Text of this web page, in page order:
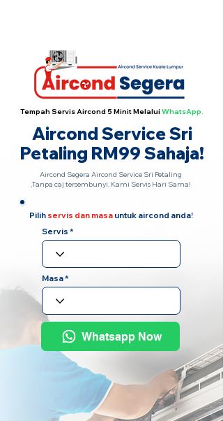
Tempah Servis Aircond 5 Minit MelaluiWhatsApp.
Aircond Service Sri
Petaling RM99 Sahaja!
Aircond Segera Aircond Service Sri Petaling
,Tanpa caj tersembunyi, Kami Servis Hari Sama!
Pilih servis dan masauntuk aircond anda!
Servis
Masa
Whatsapp Now